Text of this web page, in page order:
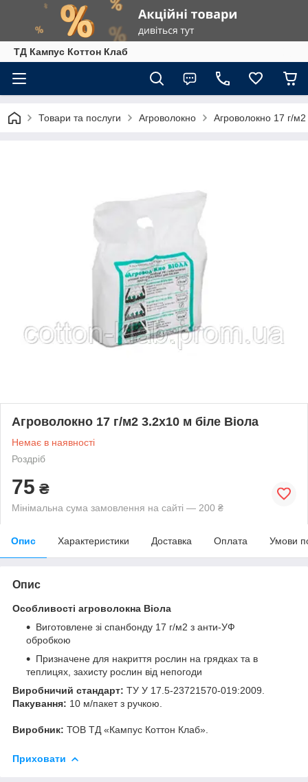
ТД Кампус Коттон Клаб
Товари та послуги Агроволокно Агроволокно 17 г/
Агроволокно 17 г/м2 3.2х10 м біле Віола
Немає в наявності
Роздріб
75 ₴
Мінімальна сума замовлення на сайті — 200 ₴
Опис Характеристики Доставка Оплата Умови
Опис
Особливості агроволокна Віола
Виготовлене зі спанбонду 17 г/м2 з анти-УФ
обробкою
Призначене для накриття рослин на грядках та в
теплицях, захисту рослин від непогоди
Виробничий стандарт: ТУ У 17.5-23721570-019:2009.
Пакування: 10 м/пакет з ручкою.
Виробник: ТОВ ТД «Кампус Коттон Клаб».
Приховати